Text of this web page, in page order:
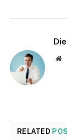
RELATED